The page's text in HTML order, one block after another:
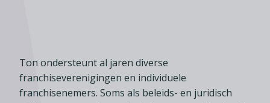
Inloggen
Speelgoed, hobby- en feestartikelen
Branchecijfers
Publicatieoverzicht
Ons team
Vacatures
Ton ondersteunt al jaren diverse
franchiseverenigingen en individuele
franchisenemers. Soms als beleids- en juridisch